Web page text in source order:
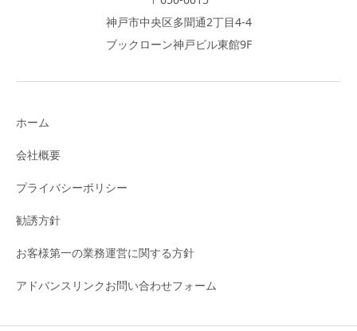
神戸市中央区多聞通2丁目4-4
ブックローン神戸ビル東館9F
ホーム
会社概要
プライバシーポリシー
勧誘方針
お客様第一の業務運営に関する方針
アドバンスリンクお問い合わせフォーム